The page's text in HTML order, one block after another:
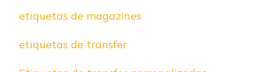
etiquetas de magazines
etiquetas de transfer